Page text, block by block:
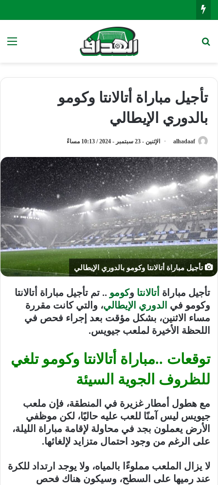
تأجيل مباراة أتالانتا وكومو
بالدوري الإيطالي
alhadaaf الإثنين - 23 سبتمبر - 2024 / 10:13 مساءً
تأجيل مباراة أتالانتا وكومو بالدوري الإيطالي
تأجيل مباراة أتالانتا وكومو .. تم تأجيل مباراة أتالانتا
وكومو في الدوري الإيطالي، والتي كانت مقررة
مساء الاثنين، بشكل مؤقت بعد إجراء فحص في
اللحظة الأخيرة لملعب جيويس.
توقعات ..مباراة أتالانتا وكومو تلغي
للظروف الجوية السيئة
مع هطول أمطار غزيرة في المنطقة، فإن ملعب
جيويس ليس آمنًا للعب عليه حاليًا، لكن موظفي
الأرض يعملون بجد في محاولة لإقامة مباراة الليلة،
على الرغم من وجود احتمال متزايد لإلغائها.
لا يزال الملعب مملوءًا بالمياه، ولا يوجد ارتداد للكرة
عند رميها على السطح، وسيكون هناك فحص